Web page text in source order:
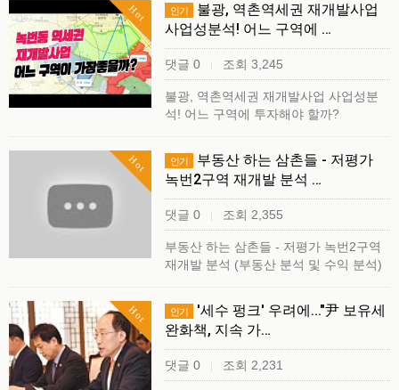
Hot 인기
불광, 역촌역세권 재개발사업
사업성분석! 어느 구역에 …
댓글 0 조회 3,245
불광, 역촌역세권 재개발사업 사업성분
석! 어느 구역에 투자해야 할까?
Hot 인기
부동산 하는 삼촌들 - 저평가
녹번2구역 재개발 분석 …
댓글 0 조회 2,355
부동산 하는 삼촌들 - 저평가 녹번2구역
재개발 분석 (부동산 분석 및 수익 분석)
Hot 인기
'세수 펑크' 우려에..."尹 보유세
완화책, 지속 가…
댓글 0 조회 2,231